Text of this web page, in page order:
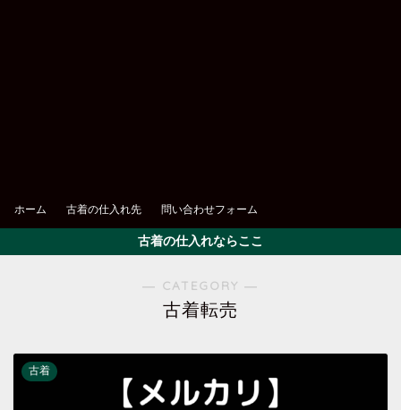
ホーム 古着の仕入れ先 問い合わせフォーム
古着の仕入れならここ
― CATEGORY ―
古着転売
古着